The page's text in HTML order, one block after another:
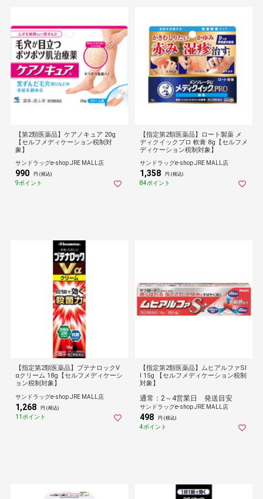
【第2類医薬品】ケアノキュア 20g
【セルフメディケーション税制対
象】
サンドラッグe-shop JRE MALL店
990 円 (税込)
9ポイント
【指定第2類医薬品】ロート製薬 メ
ディクイックプロ 軟膏 8g【セルフメ
ディケーション税制対象】
サンドラッグe-shop JRE MALL店
1,358 円 (税込)
84ポイント
【指定第2類医薬品】ブテナロックV
αクリーム 18g【セルフメディケーシ
ョン税制対象】
サンドラッグe-shop JRE MALL店
1,268 円 (税込)
11ポイント
【指定第2類医薬品】ムヒアルファSI
I 15g 【セルフメディケーション税制
対象】
通常：2～4営業日 発送目安
サンドラッグe-shop JRE MALL店
498 円 (税込)
4ポイント